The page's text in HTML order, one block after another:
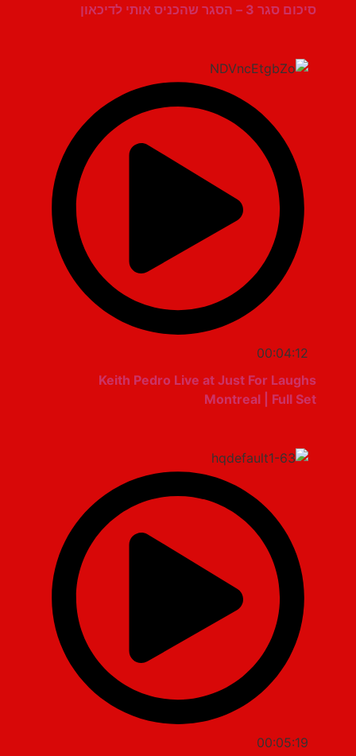
סיכום סגר 3 – הסגר שהכניס אותי לדיכאון
00:04:12
Keith Pedro Live at Just For Laughs
Montreal | Full Set
00:05:19